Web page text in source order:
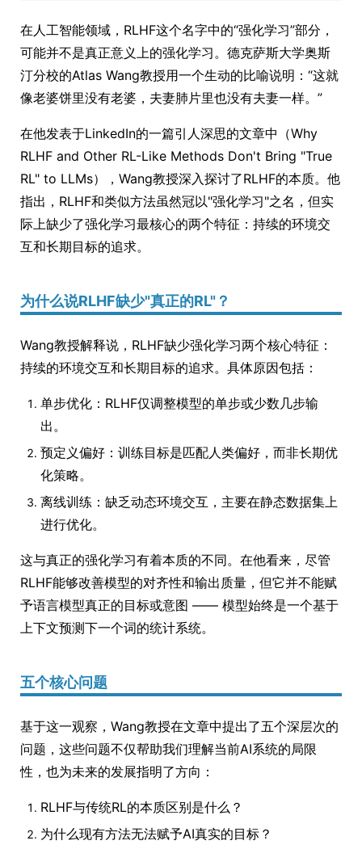
在人工智能领域，RLHF这个名字中的“强化学习”部分，
可能并不是真正意义上的强化学习。德克萨斯大学奥斯
汀分校的Atlas Wang教授用一个生动的比喻说明：“这就
像老婆饼里没有老婆，夫妻肺片里也没有夫妻一样。”
在他发表于LinkedIn的一篇引人深思的文章中（Why
RLHF and Other RL-Like Methods Don't Bring "True
RL" to LLMs），Wang教授深入探讨了RLHF的本质。他
指出，RLHF和类似方法虽然冠以"强化学习"之名，但实
际上缺少了强化学习最核心的两个特征：持续的环境交
互和长期目标的追求。
为什么说RLHF缺少"真正的RL"？
Wang教授解释说，RLHF缺少强化学习两个核心特征：
持续的环境交互和长期目标的追求。具体原因包括：
单步优化：RLHF仅调整模型的单步或少数几步输
出。
预定义偏好：训练目标是匹配人类偏好，而非长期优
化策略。
离线训练：缺乏动态环境交互，主要在静态数据集上
进行优化。
这与真正的强化学习有着本质的不同。在他看来，尽管
RLHF能够改善模型的对齐性和输出质量，但它并不能赋
予语言模型真正的目标或意图 —— 模型始终是一个基于
上下文预测下一个词的统计系统。
五个核心问题
基于这一观察，Wang教授在文章中提出了五个深层次的
问题，这些问题不仅帮助我们理解当前AI系统的局限
性，也为未来的发展指明了方向：
RLHF与传统RL的本质区别是什么？
为什么现有方法无法赋予AI真实的目标？